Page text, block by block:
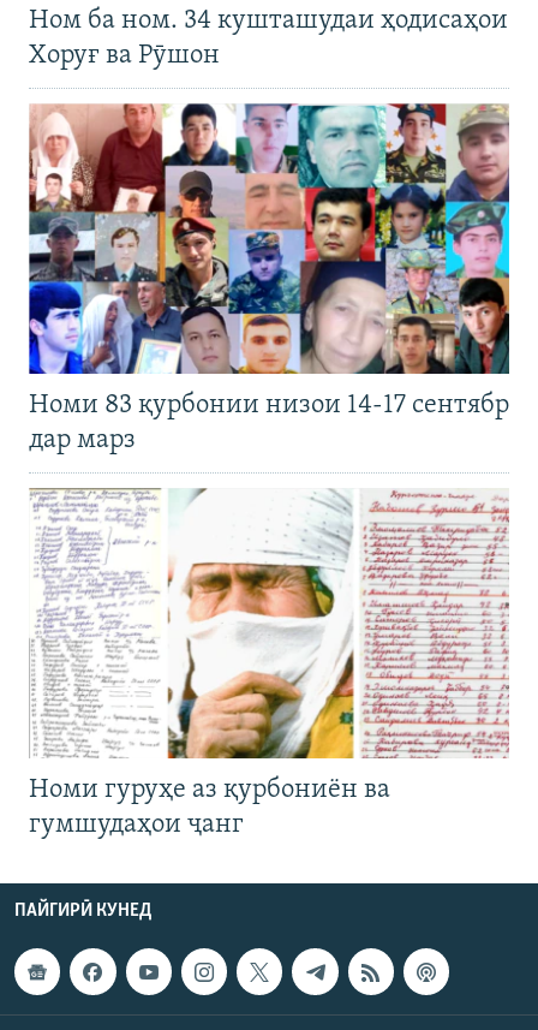
Ном ба ном. 34 кушташудаи ҳодисаҳои
Хоруғ ва Рӯшон
Номи 83 қурбонии низои 14-17 сентябр
дар марз
Номи гуруҳе аз қурбониён ва
гумшудаҳои ҷанг
ПАЙГИРӢ КУНЕД